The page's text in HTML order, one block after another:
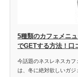
5種類のカフェメニ
でGETする方法！口
今話題のネスレネスカ
は、冬に絶対欲しいガジ